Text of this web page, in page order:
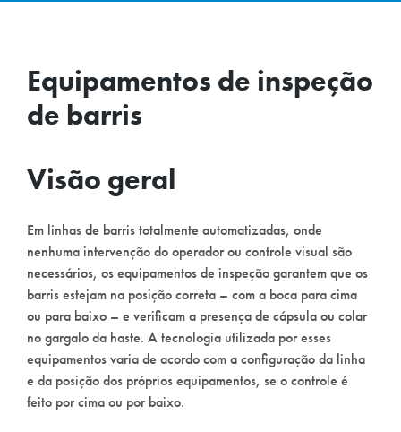
Equipamentos de inspeção
de barris
Visão geral
Em linhas de barris totalmente automatizadas, onde
nenhuma intervenção do operador ou controle visual são
necessários, os equipamentos de inspeção garantem que os
barris estejam na posição correta – com a boca para cima
ou para baixo – e verificam a presença de cápsula ou colar
no gargalo da haste. A tecnologia utilizada por esses
equipamentos varia de acordo com a configuração da linha
e da posição dos próprios equipamentos, se o controle é
feito por cima ou por baixo.